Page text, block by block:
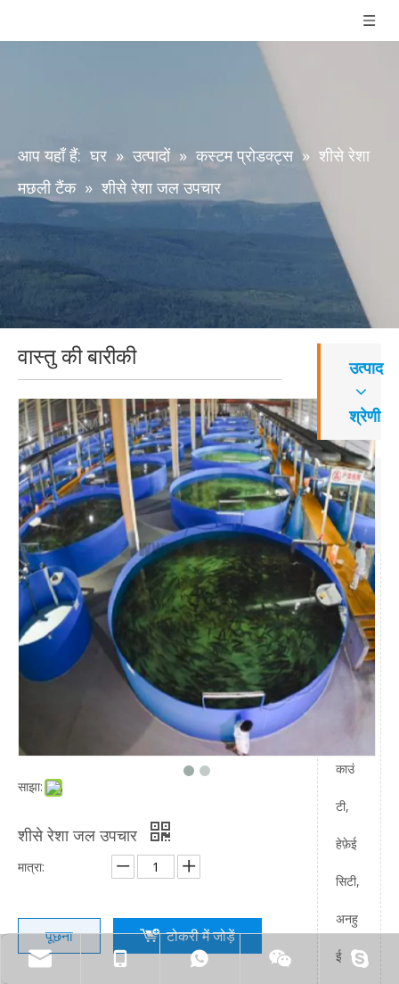
आप यहाँ हैं: घर » उत्पादों » कस्टम प्रोडक्ट्स » शीसे रेशा
मछली टैंक » शीसे रेशा जल उपचार
वास्तु की बारीकी
साझा:
शीसे रेशा जल उपचार
मात्रा:
पूछना टोकरी में जोड़ें
उत्पाद
श्रेणी
संपर्क
करें
जोड़ें:
यान
डिया
काउं
टी,
हेफ़ेई
सिटी,
अनहु
ई